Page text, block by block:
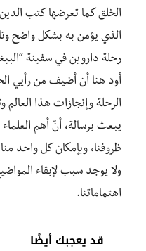
الخلق كما تعرضها كتب
الذي يؤمن به بشكل واضح
رحلة داروين في سفينة
أود هنا أن أضيف من رأيي
الرحلة وإنجازات هذا
يبعث برسالة، أنّ أهم
ظروفنا، وبإمكان كل واحد
ولا يوجد سبب لإبقاء
اهتماماتنا.
قد يعجبك أيضًا